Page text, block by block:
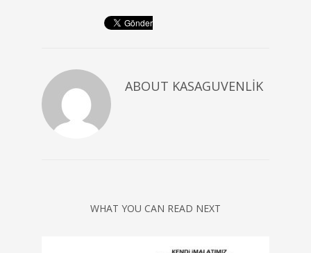
ABOUT KASAGUVENLIK
WHAT YOU CAN READ NEXT